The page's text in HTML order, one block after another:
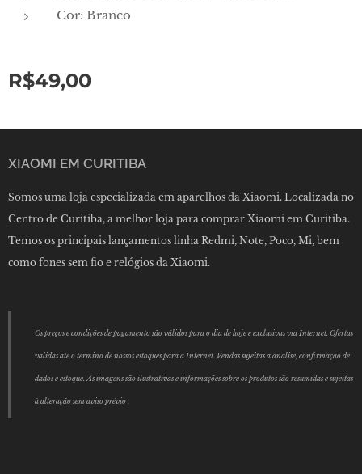
Cor: Branco
R$49,00
XIAOMI EM CURITIBA
Somos uma loja especializada em aparelhos da Xiaomi. Localizada no
Centro de Curitiba, a melhor loja para comprar Xiaomi em Curitiba.
Temos os principais lançamentos linha Redmi, Note, Poco, Mi, bem
como fones sem fio e relógios da Xiaomi.
Os preços e condições de pagamento são válidos para o dia de hoje e exclusivas via Internet. Ofertas
válidas até o término de nossos estoques para a Internet. Vendas sujeitas à análise, confirmação de
dados e estoque. As imagens são ilustrativas e informações sobre os produtos são resumidas e sujeitas
à alteração sem aviso prévio .